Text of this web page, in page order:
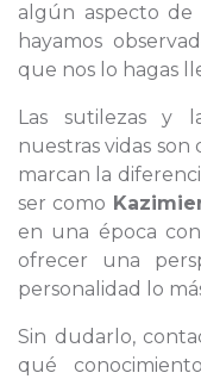
algún aspecto
hayamos
que nos lo hagas
Las sutilezas y
nuestras vidas son
marcan la
ser como
en una época
ofrecer una
personalidad lo
Sin dudarlo,
qué